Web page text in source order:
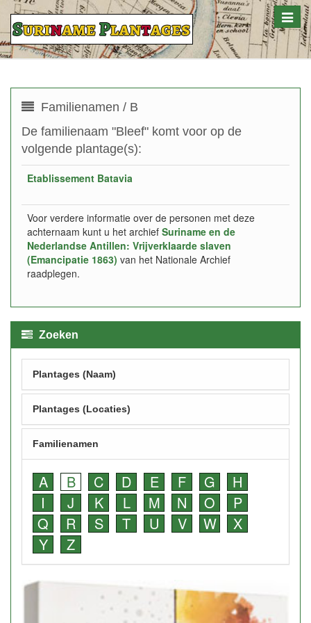
Toggle
Familienamen / B
De familienaam "Bleef" komt voor op de
volgende plantage(s):
Etablissement Batavia
Voor verdere informatie over de personen met deze
achternaam kunt u het archief Suriname en de
Nederlandse Antillen: Vrijverklaarde slaven
(Emancipatie 1863) van het Nationale Archief
raadplegen.
Zoeken
Plantages (Naam)
Plantages (Locaties)
Familienamen
A B C D E F G
H
I
J K L M N O
P
Q
R S T U V W
X
Y
Z